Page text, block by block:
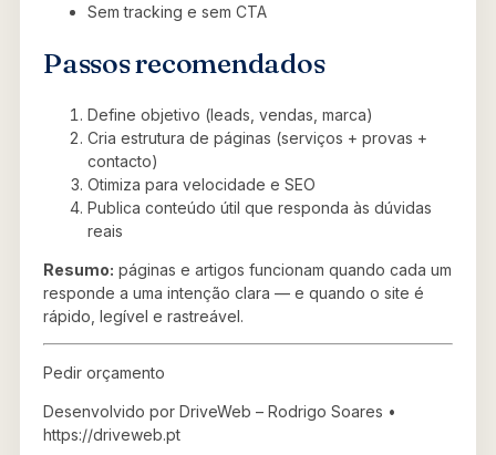
Sem tracking e sem CTA
Passos recomendados
Define objetivo (leads, vendas, marca)
Cria estrutura de páginas (serviços + provas +
contacto)
Otimiza para velocidade e SEO
Publica conteúdo útil que responda às dúvidas
reais
Resumo: páginas e artigos funcionam quando cada um
responde a uma intenção clara — e quando o site é
rápido, legível e rastreável.
Pedir orçamento
Desenvolvido por DriveWeb – Rodrigo Soares •
https://driveweb.pt